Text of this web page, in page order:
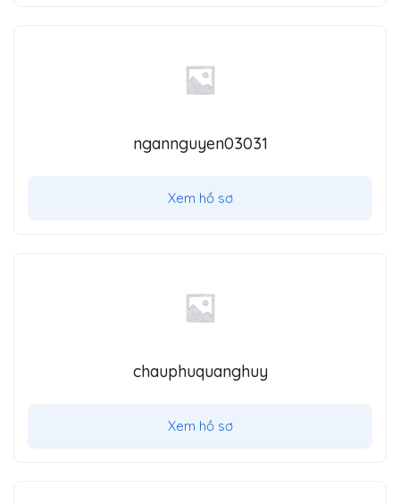
ngannguyen03031
Xem hồ sơ
chauphuquanghuy
Xem hồ sơ